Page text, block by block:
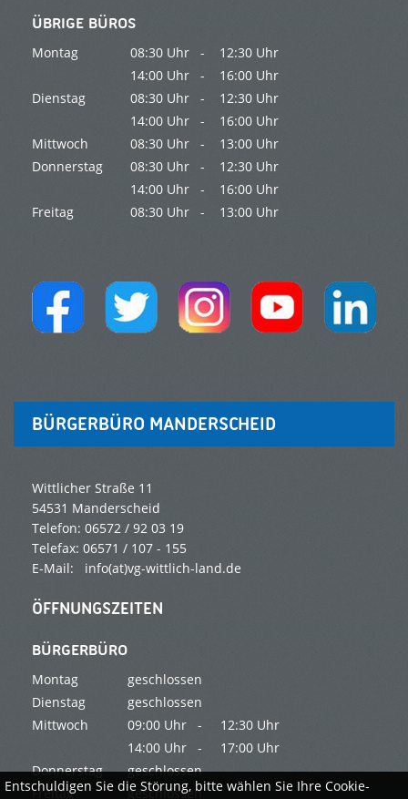
ÜBRIGE BÜROS
Montag 08:30 Uhr -
12:30 Uhr
14:00 Uhr -
16:00 Uhr
Dienstag
08:30 Uhr -
12:30 Uhr
14:00 Uhr -
16:00 Uhr
Mittwoch
08:30 Uhr -
13:00 Uhr
Donnerstag
08:30 Uhr -
12:30 Uhr
14:00 Uhr -
16:00 Uhr
Freitag
08:30 Uhr - 13:00 Uhr
BÜRGERBÜRO MANDERSCHEID
Wittlicher Straße 11
54531 Manderscheid
Telefon: 06572 / 92 03 19
Telefax: 06571 / 107 - 155
E-Mail: info(at)vg-wittlich-land.de
ÖFFNUNGSZEITEN
BÜRGERBÜRO
Montag
geschlossen
Dienstag
geschlossen
Mittwoch
09:00 Uhr - 12:30 Uhr
14:00 Uhr -
17:00 Uhr
Donnerstag
geschlossen
Freitag
geschlossen
Entschuldigen Sie die Störung, bitte wählen Sie Ihre Cookie-